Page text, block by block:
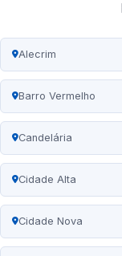
Alecrim
Barro Vermelho
Candelária
Cidade Alta
Cidade Nova